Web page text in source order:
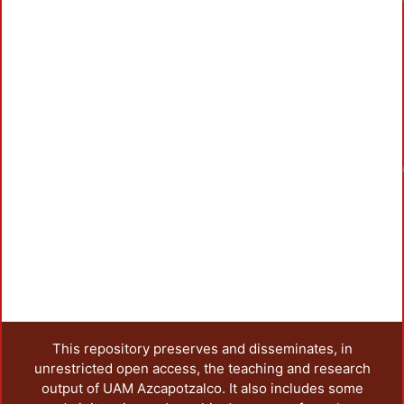
This repository preserves and disseminates, in
unrestricted open access, the teaching and research
output of UAM Azcapotzalco. It also includes some